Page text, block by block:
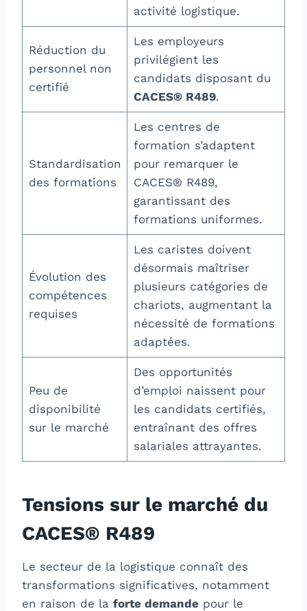
activité logistique.
Réduction du
personnel non
certifié
Les employeurs
privilégient les
candidats disposant du
CACES® R489.
Standardisation
des formations
Les centres de
formation s’adaptent
pour remarquer le
CACES® R489,
garantissant des
formations uniformes.
Évolution des
compétences
requises
Les caristes doivent
désormais maîtriser
plusieurs catégories de
chariots, augmentant la
nécessité de formations
adaptées.
Peu de
disponibilité
sur le marché
Des opportunités
d’emploi naissent pour
les candidats certifiés,
entraînant des offres
salariales attrayantes.
Tensions sur le marché du
CACES® R489
Le secteur de la logistique connaît des
transformations significatives, notamment
en raison de la forte demande pour le